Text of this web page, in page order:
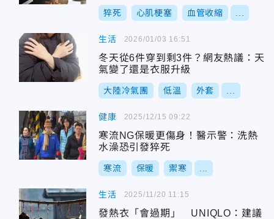
猝死 心肌梗塞 血管收縮
生活
冬天從6件穿到剩3件？網友熱議：天
氣變了還是衣服升級
大陸冷氣團 低溫 外套
2026/01/03 16:51
健康
寒流NG保暖更傷身！醫示警：洗熱
水澡恐引發猝死
寒流 保暖 禦寒
2025/12/15 09:22
生活
發熱衣「會過期」 UNIQLO：建議
2025/11/20 11:15